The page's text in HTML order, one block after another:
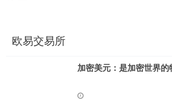
欧易交易所
加密美元：是加密世界的